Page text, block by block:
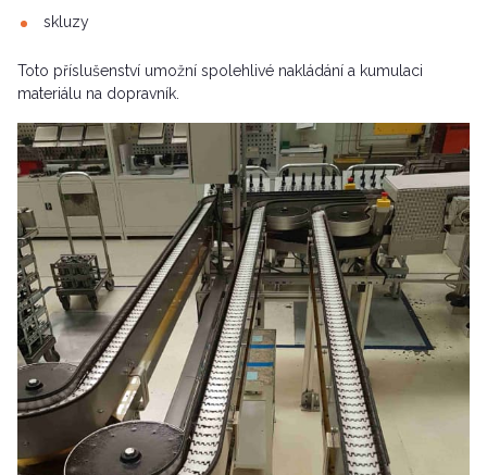
skluzy
Toto příslušenství umožní spolehlivé nakládání a kumulaci
materiálu na dopravník.